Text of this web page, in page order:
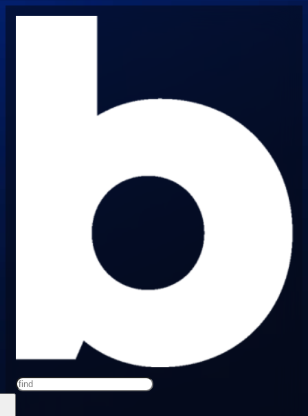
Search